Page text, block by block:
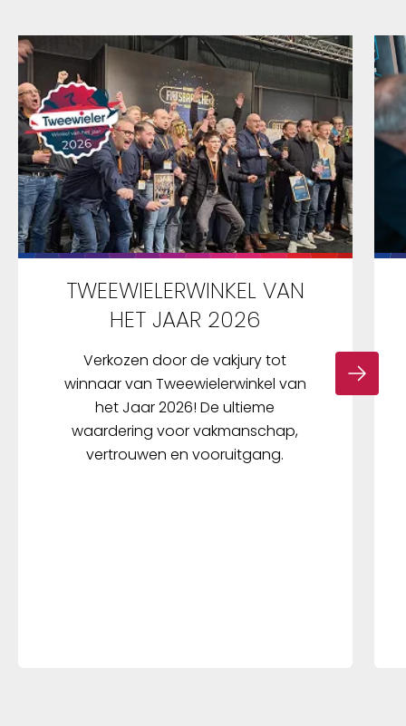
TWEEWIELERWINKEL VAN
HET JAAR 2026
Verkozen door de vakjury tot
winnaar van Tweewielerwinkel van
het Jaar 2026! De ultieme
waardering voor vakmanschap,
vertrouwen en vooruitgang.